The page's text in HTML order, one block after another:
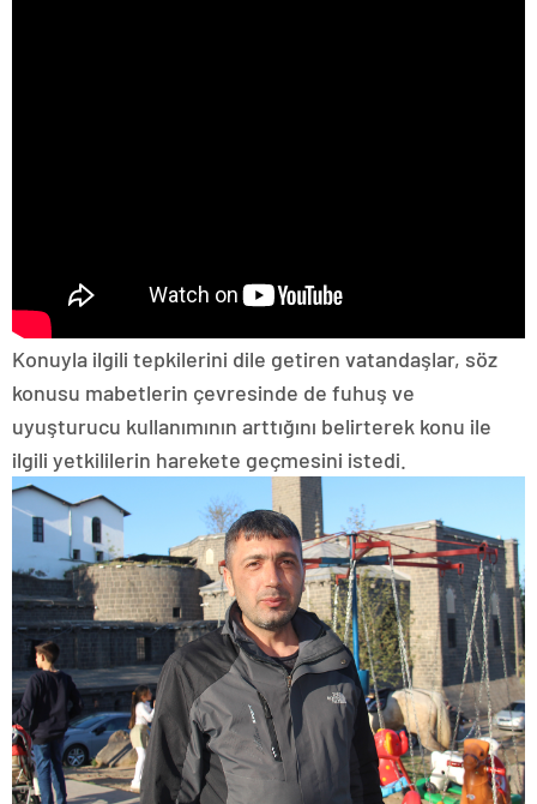
Konuyla ilgili tepkilerini dile getiren vatandaşlar, söz
konusu mabetlerin çevresinde de fuhuş ve
uyuşturucu kullanımının arttığını belirterek konu ile
ilgili yetkililerin harekete geçmesini istedi.